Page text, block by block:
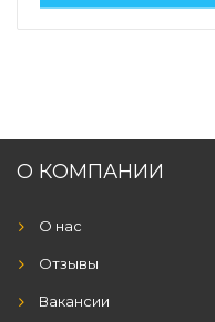
О КОМПАНИИ
О нас
Отзывы
Вакансии